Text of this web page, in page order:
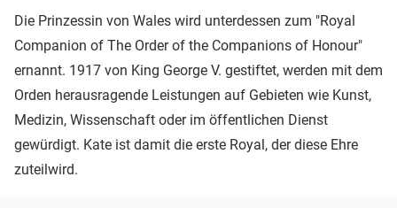
Die Prinzessin von Wales wird unterdessen zum "Royal
Companion of The Order of the Companions of Honour"
ernannt. 1917 von King George V. gestiftet, werden mit dem
Orden herausragende Leistungen auf Gebieten wie Kunst,
Medizin, Wissenschaft oder im öffentlichen Dienst
gewürdigt. Kate ist damit die erste Royal, der diese Ehre
zuteilwird.